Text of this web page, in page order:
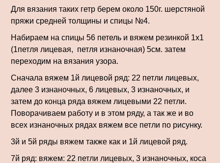
Для вязания таких гетр берем около 150г. шерстяной
пряжи средней толщины и спицы №4.
Набираем на спицы 56 петель и вяжем резинкой 1х1
(1петля лицевая, петля изнаночная) 5см. затем
переходим на вязания узора.
Сначала вяжем 1й лицевой ряд: 22 петли лицевых,
далее 3 изнаночных, 6 лицевых, 3 изнаночных, и
затем до конца ряда вяжем лицевыми 22 петли.
Поворачиваем работу и в этом ряду, а так же и во
всех изнаночных рядах вяжем все петли по рисунку.
3й и 5й ряды вяжем также как и 1й лицевой ряд.
7й ряд: вяжем: 22 петли лицевых, 3 изнаночных, коса